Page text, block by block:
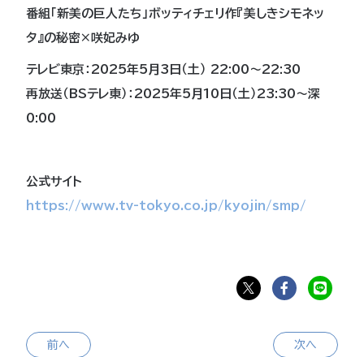
番組「新美の巨人たち」ボッティチェリ作『美しきシモネッ
タ』の秘密×咲妃みゆ
テレビ東京：2025年5月3日（土） 22:00～22:30
再放送（BSテレ東）：2025年5月10日（土）23:30～深
0:00
公式サイト
https://www.tv-tokyo.co.jp/kyojin/smp/
前へ 次へ